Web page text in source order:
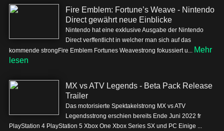
Fire Emblem: Fortune’s Weave - Nintendo
Direct gewährt neue Einblicke
Nintendo hat eine exklusive Ausgabe der Nintendo
Direct verffentlicht in welcher man sich auf das
kommende strongFire Emblem Fortunes Weavestrong fokussiert u... Mehr
lesen
MX vs ATV Legends - Beta Pack Release
Trailer
Das motorisierte Spektakelstrong MX vs ATV
Legendsstrong erschien bereits Ende Juni 2022 fr
PlayStation 4 PlayStation 5 Xbox One Xbox Series SX und PC Einige ...